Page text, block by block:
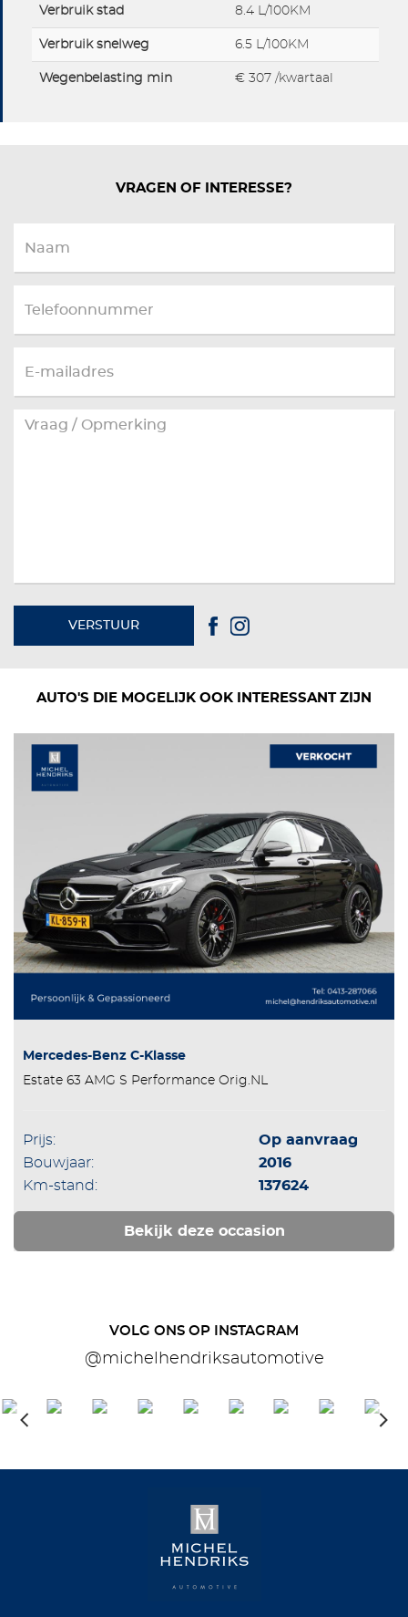
Verbruik stad 8.4 L/100KM
Verbruik snelweg 6.5 L/100KM
Wegenbelasting min € 307 /kwartaal
VRAGEN OF INTERESSE?
VERSTUUR
AUTO'S DIE MOGELIJK OOK INTERESSANT ZIJN
Mercedes-Benz C-Klasse
Estate 63 AMG S Performance Orig.NL
Prijs:
Op aanvraag
Bouwjaar:
2016
Km-stand:
137624
Bekijk deze occasion
VOLG ONS OP INSTAGRAM
@michelhendriksautomotive